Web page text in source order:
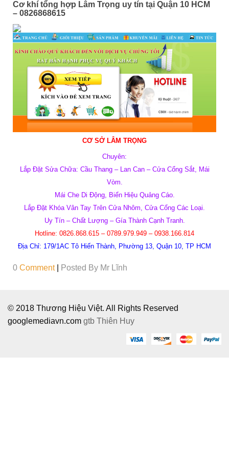
Cơ khí tổng hợp Lâm Trọng uy tín tại Quận 10 HCM
– 0826868615
CƠ SỞ LÂM TRỌNG
Chuyên:
Lắp Đặt Sửa Chữa: Cầu Thang – Lan Can – Cửa Cổng Sắt, Mái
Vòm.
Mái Che Di Động, Biển Hiệu Quảng Cáo.
Lắp Đặt Khóa Vân Tay Trên Cửa Nhôm, Cửa Cổng Các Loại.
Uy Tín – Chất Lượng – Gía Thành Cạnh Tranh.
Hotline: 0826.868.615 – 0789.979.949 – 0938.166.814
Địa Chỉ: 179/1AC Tô Hiến Thành, Phường 13, Quận 10, TP HCM
0 Comment Posted By Mr Lĩnh
© 2018 Thương Hiệu Việt. All Rights Reserved
googlemediavn.com gtb Thiên Huy